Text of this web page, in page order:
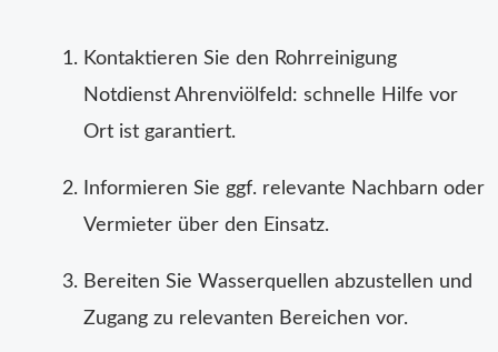
Kontaktieren Sie den Rohrreinigung
Notdienst Ahrenviölfeld: schnelle Hilfe vor
Ort ist garantiert.
Informieren Sie ggf. relevante Nachbarn oder
Vermieter über den Einsatz.
Bereiten Sie Wasserquellen abzustellen und
Zugang zu relevanten Bereichen vor.